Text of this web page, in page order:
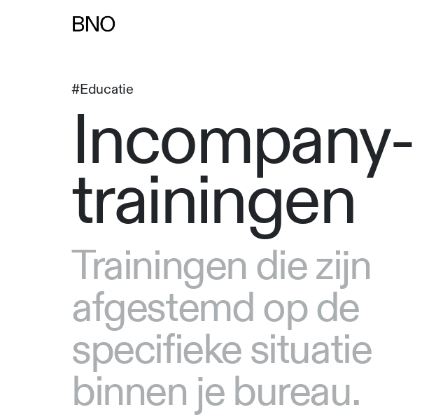
#Educatie
Incompany-
trainingen
Trainingen die zijn
afgestemd op de
specifieke situatie
binnen je bureau.